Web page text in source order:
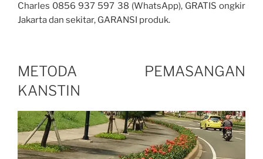
Charles 0856 937 597 38 (WhatsApp), GRATIS ongkir
Jakarta dan sekitar, GARANSI produk.
METODA PEMASANGAN
KANSTIN